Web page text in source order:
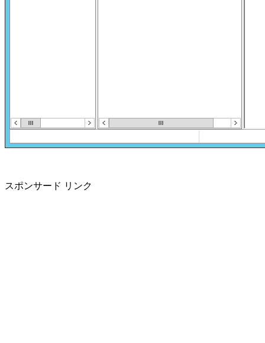
スポンサード リンク